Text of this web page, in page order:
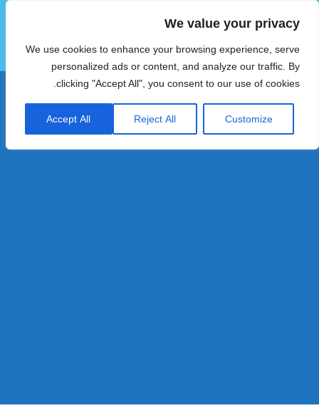
We value your privacy
We use cookies to enhance your browsing experience, serve
personalized ads or content, and analyze our traffic. By
clicking "Accept All", you consent to our use of cookies.
Customize
Reject All
Accept All
הוטצימר
תפריטים
ווידג'טים